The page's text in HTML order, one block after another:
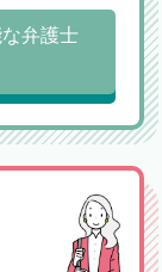
弁護士